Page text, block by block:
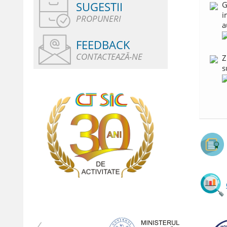
SUGESTII
PROPUNERI
FEEDBACK
CONTACTEAZĂ-NE